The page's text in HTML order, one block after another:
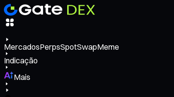
MercadosPerpsSpotSwapMeme
Indicação
Mais